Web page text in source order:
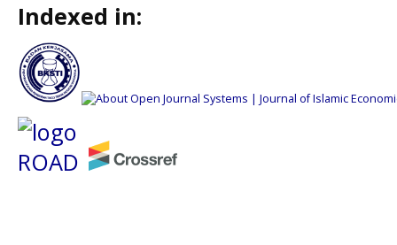
Indexed in: